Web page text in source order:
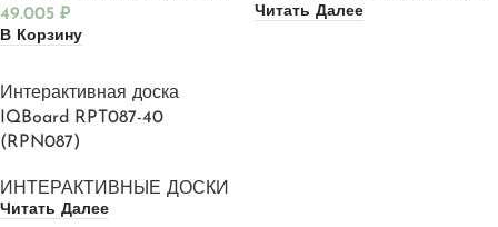
49.005 ₽
В Корзину
Читать Далее
Интерактивная доска
IQBoard RPT087-40
(RPN087)
ИНТЕРАКТИВНЫЕ ДОСКИ
Читать Далее